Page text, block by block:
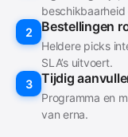
2
Bestellingen
Heldere picks
SLA’s uitvoert.
3
Tijdig
Programma en
van erna.